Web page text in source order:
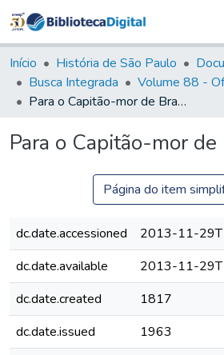
&
Coleções
Tudo na
Biblioteca
Estatísticas
Início História de São Paulo
Busca Integrada
Para o Capitão-mor de Bragança
Para o Capitão-mor de
Página do item
dc.date.accessioned
2013-11-
dc.date.available
2013-11-
dc.date.created
1817
dc.date.issued
1963